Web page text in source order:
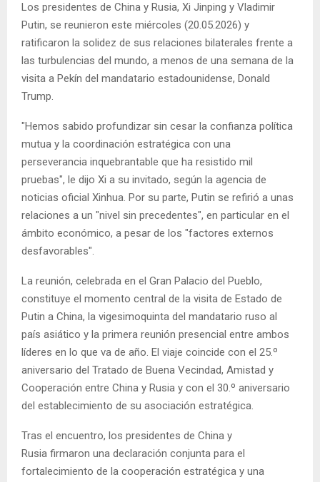
Los presidentes de China y Rusia, Xi Jinping y Vladimir
Putin, se reunieron este miércoles (20.05.2026) y
ratificaron la solidez de sus relaciones bilaterales frente a
las turbulencias del mundo, a menos de una semana de la
visita a Pekín del mandatario estadounidense, Donald
Trump.
"Hemos sabido profundizar sin cesar la confianza política
mutua y la coordinación estratégica con una
perseverancia inquebrantable que ha resistido mil
pruebas", le dijo Xi a su invitado, según la agencia de
noticias oficial Xinhua. Por su parte, Putin se refirió a unas
relaciones a un "nivel sin precedentes", en particular en el
ámbito económico, a pesar de los "factores externos
desfavorables".
La reunión, celebrada en el Gran Palacio del Pueblo,
constituye el momento central de la visita de Estado de
Putin a China, la vigesimoquinta del mandatario ruso al
país asiático y la primera reunión presencial entre ambos
líderes en lo que va de año. El viaje coincide con el 25.º
aniversario del Tratado de Buena Vecindad, Amistad y
Cooperación entre China y Rusia y con el 30.º aniversario
del establecimiento de su asociación estratégica.
Tras el encuentro, los presidentes de China y
Rusia firmaron una declaración conjunta para el
fortalecimiento de la cooperación estratégica y una